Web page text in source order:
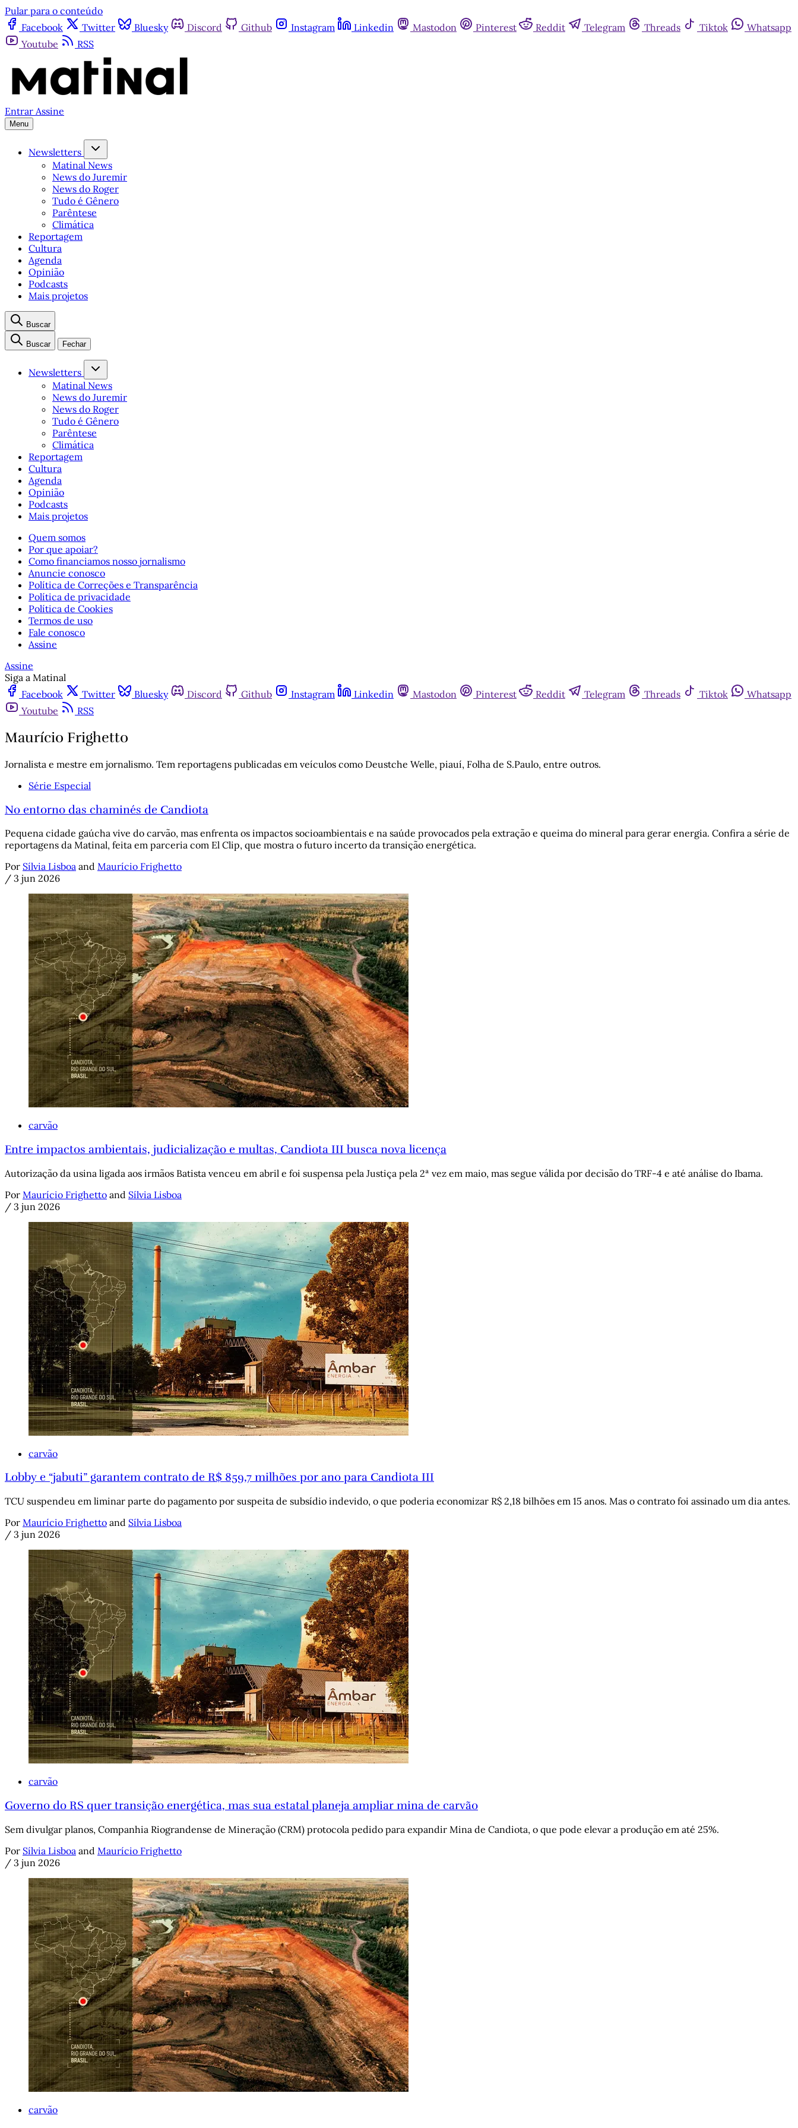
Pular para o conteúdo
Facebook
Twitter Bluesky Discord Github Instagram Linkedin Mastodon Pinterest Reddit Telegram Threads Tiktok
Whatsapp
Youtube
RSS
Entrar Assine
Menu
Newsletters
Matinal News
News do Juremir
News do Roger
Tudo é Gênero
Parêntese
Climática
Reportagem
Cultura
Agenda
Opinião
Podcasts
Mais projetos
Buscar
Buscar Fechar
Newsletters
Matinal News
News do Juremir
News do Roger
Tudo é Gênero
Parêntese
Climática
Reportagem
Cultura
Agenda
Opinião
Podcasts
Mais projetos
Quem somos
Por que apoiar?
Como financiamos nosso jornalismo
Anuncie conosco
Política de Correções e Transparência
Política de privacidade
Política de Cookies
Termos de uso
Fale conosco
Assine
Assine
Siga a Matinal
Facebook
Twitter Bluesky Discord Github Instagram Linkedin Mastodon Pinterest Reddit Telegram Threads Tiktok
Whatsapp
Youtube
RSS
Maurício Frighetto
Jornalista e mestre em jornalismo. Tem reportagens publicadas em veículos como Deustche Welle, piauí, Folha de S.Paulo, entre outros.
Série Especial
No entorno das chaminés de Candiota
Pequena cidade gaúcha vive do carvão, mas enfrenta os impactos socioambientais e na saúde provocados pela extração e queima do mineral para gerar energia. Confira a série de
reportagens da Matinal, feita em parceria com El Clip, que mostra o futuro incerto da transição energética.
Por Sílvia Lisboa and Maurício Frighetto
/ 3 jun 2026
carvão
Entre impactos ambientais, judicialização e multas, Candiota III busca nova licença
Autorização da usina ligada aos irmãos Batista venceu em abril e foi suspensa pela Justiça pela 2ª vez em maio, mas segue válida por decisão do TRF-4 e até análise do Ibama.
Por Maurício Frighetto and Sílvia Lisboa
/ 3 jun 2026
carvão
Lobby e “jabuti” garantem contrato de R$ 859,7 milhões por ano para Candiota III
TCU suspendeu em liminar parte do pagamento por suspeita de subsídio indevido, o que poderia economizar R$ 2,18 bilhões em 15 anos. Mas o contrato foi assinado um dia antes.
Por Maurício Frighetto and Sílvia Lisboa
/ 3 jun 2026
carvão
Governo do RS quer transição energética, mas sua estatal planeja ampliar mina de carvão
Sem divulgar planos, Companhia Riograndense de Mineração (CRM) protocola pedido para expandir Mina de Candiota, o que pode elevar a produção em até 25%.
Por Sílvia Lisboa and Maurício Frighetto
/ 3 jun 2026
carvão